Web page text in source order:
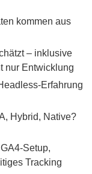
kommen aus
– inklusive
nur Entwicklung
Erfahrung
Hybrid, Native?
Setup,
Tracking